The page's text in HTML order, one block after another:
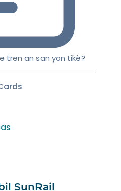
tren an san yon tikè?
SunRail